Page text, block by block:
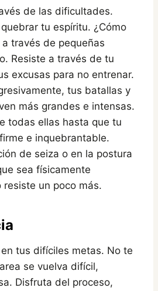
de las dificultades.
tu espíritu. ¿Cómo
través de pequeñas
Resiste a través de tu
excusas para no entrenar.
tus batallas y
más grandes e intensas.
todas ellas hasta que tu
e inquebrantable.
de seiza o en la postura
sea físicamente
un poco más.
tus difíciles metas. No te
se vuelva difícil,
Disfruta del proceso,